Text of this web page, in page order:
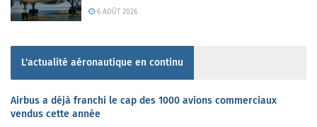
6 AOÛT 2026
L'actualité aéronautique en continu
Airbus a déjà franchi le cap des 1000 avions commerciaux
vendus cette année